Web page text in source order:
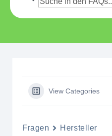
View Categories
Fragen Hersteller